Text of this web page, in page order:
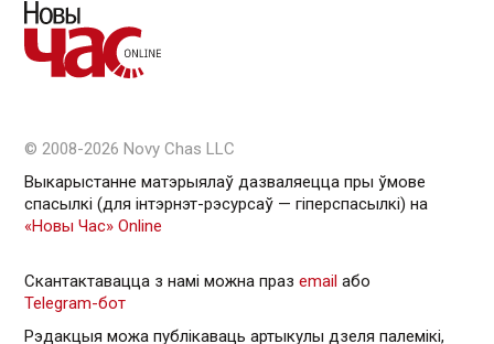
© 2008-2026 Novy Chas LLC
Выкарыстанне матэрыялаў дазваляецца пры ўмове
спасылкі (для інтэрнэт-рэсурсаў — гiперспасылкi) на
«Новы Час» Online
Скантактавацца з намі можна праз email або
Telegram-бот
Рэдакцыя можа публікаваць артыкулы дзеля палемікі,